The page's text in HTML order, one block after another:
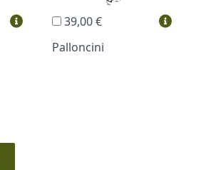
39,00 €
Palloncini